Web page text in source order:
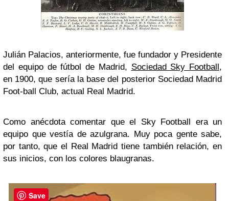
Julián Palacios, anteriormente, fue fundador y Presidente
del equipo de fútbol de Madrid, Sociedad Sky Football,
en 1900, que sería la base del posterior Sociedad Madrid
Foot-ball Club, actual Real Madrid.
Como anécdota comentar que el Sky Football era un
equipo que vestía de azulgrana. Muy poca gente sabe,
por tanto, que el Real Madrid tiene también relación, en
sus inicios, con los colores blaugranas.
Save